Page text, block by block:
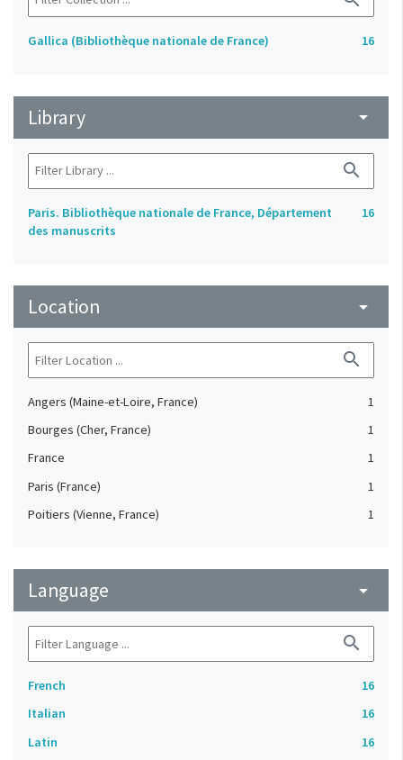
Gallica (Bibliothèque nationale de France) 16
Library arrow_drop_down
search
Paris. Bibliothèque nationale de France, Département
des manuscrits
16
Location arrow_drop_down
search
Angers (Maine-et-Loire, France)
1
Bourges (Cher, France)
1
France
1
Paris (France)
1
Poitiers (Vienne, France)
1
Language arrow_drop_down
search
French
16
Italian
16
Latin
16